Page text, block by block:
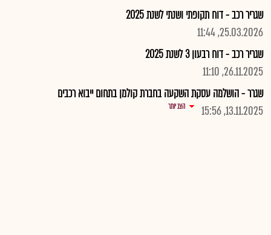
שגריר רכב - דוח תקופתי ושנתי לשנת 2025
25.03.2026, 11:44
שגריר רכב - דוח רבעון 3 לשנת 2025
26.11.2025, 11:10
שגרר - הושלמה עסקת השקעה בחברת קולמן בתחום ייבוא רכבים
13.11.2025, 15:56
הצג יותר